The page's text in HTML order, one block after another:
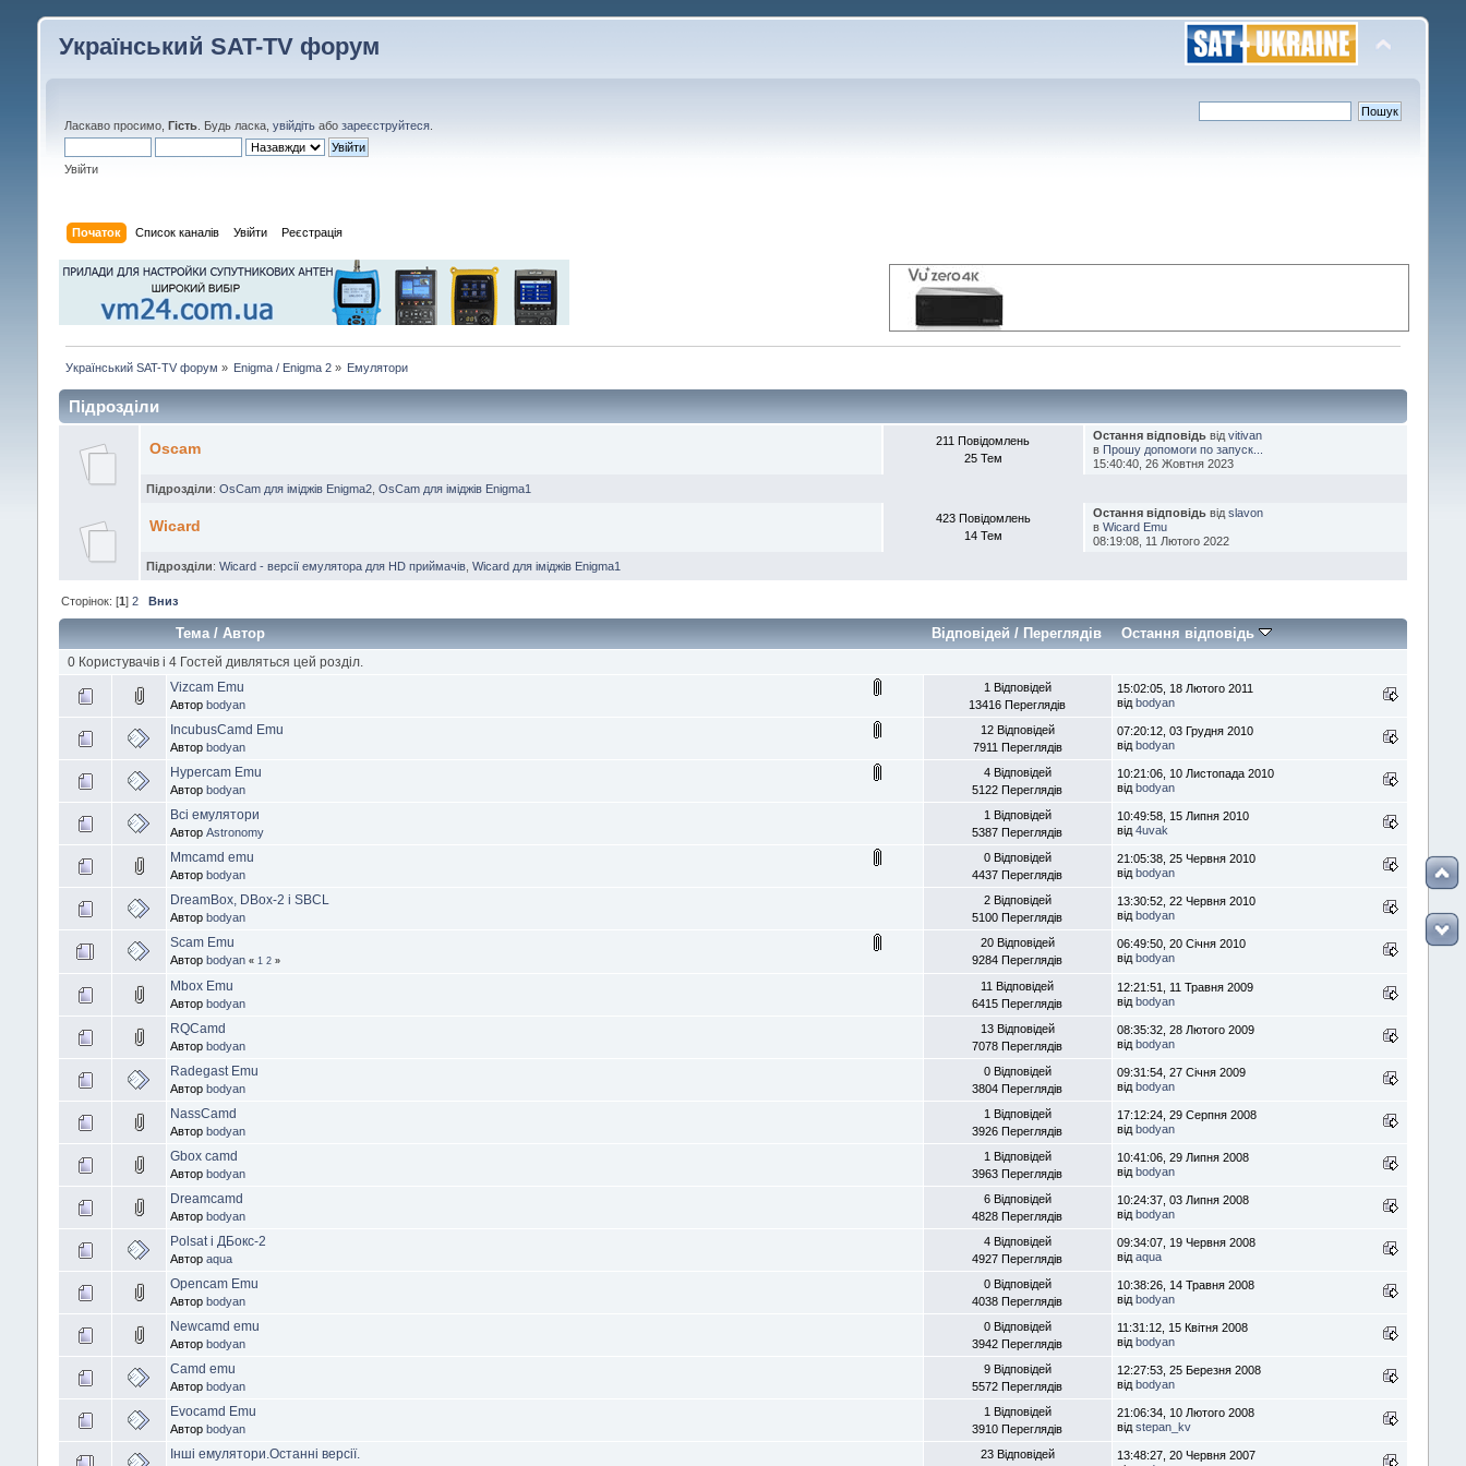
Український SAT-TV форум
Ласкаво просимо, Гість. Будь ласка, увійдітьабо зареєструйтеся.
Увійти
Початок Список каналів Увійти Реєстрація
Український SAT-TV форум » Enigma / Enigma 2 » Емулятори
Підрозділи
Oscam
211 Повідомлень
25 Тем
Остання відповідь відvitivan
в Прошу допомоги по запуск...
15:40:40, 26 Жовтня 2023
Підрозділи: OsCam для іміджів Enigma2, OsCam для іміджів Enigma1
Wicard
423 Повідомлень
14 Тем
Остання відповідь відslavon
вWicard Emu
08:19:08, 11 Лютого 2022
Підрозділи: Wicard - версії емулятора для HD приймачів, Wicard для іміджів Enigma1
Сторінок: [1] 2 Вниз
Тема/ Автор Відповідей / Переглядів Остання відповідь
0 Користувачів і 4 Гостей дивляться цей розділ.
Vizcam Emu
Автор bodyan
1 Відповідей
13416 Переглядів
15:02:05, 18 Лютого 2011
від bodyan
IncubusCamd Emu
Автор bodyan
12 Відповідей
7911 Переглядів
07:20:12, 03 Грудня 2010
від bodyan
Hypercam Emu
Автор bodyan
4 Відповідей
5122 Переглядів
10:21:06, 10 Листопада 2010
від bodyan
Всі емулятори
Автор Astronomy
1 Відповідей
5387 Переглядів
10:49:58, 15 Липня 2010
від 4uvak
Mmcamd emu
Автор bodyan
0 Відповідей
4437 Переглядів
21:05:38, 25 Червня 2010
від bodyan
DreamBox, DBox-2 і SBCL
Автор bodyan
2 Відповідей
5100 Переглядів
13:30:52, 22 Червня 2010
від bodyan
Scam Emu
Автор bodyan « 1 2»
20 Відповідей
9284 Переглядів
06:49:50, 20 Січня 2010
від bodyan
Mbox Emu
Автор bodyan
11 Відповідей
6415 Переглядів
12:21:51, 11 Травня 2009
від bodyan
RQCamd
Автор bodyan
13 Відповідей
7078 Переглядів
08:35:32, 28 Лютого 2009
від bodyan
Radegast Emu
Автор bodyan
0 Відповідей
3804 Переглядів
09:31:54, 27 Січня 2009
від bodyan
NassCamd
Автор bodyan
1 Відповідей
3926 Переглядів
17:12:24, 29 Серпня 2008
від bodyan
Gbox camd
Автор bodyan
1 Відповідей
3963 Переглядів
10:41:06, 29 Липня 2008
від bodyan
Dreamcamd
Автор bodyan
6 Відповідей
4828 Переглядів
10:24:37, 03 Липня 2008
від bodyan
Polsat і ДБокс-2
Автор aqua
4 Відповідей
4927 Переглядів
09:34:07, 19 Червня 2008
від aqua
Opencam Emu
Автор bodyan
0 Відповідей
4038 Переглядів
10:38:26, 14 Травня 2008
від bodyan
Newcamd emu
Автор bodyan
0 Відповідей
3942 Переглядів
11:31:12, 15 Квітня 2008
від bodyan
Camd emu
Автор bodyan
9 Відповідей
5572 Переглядів
12:27:53, 25 Березня 2008
від bodyan
Evocamd Emu
Автор bodyan
1 Відповідей
3910 Переглядів
21:06:34, 10 Лютого 2008
від stepan_kv
Інші емулятори.Останні версії.
23 Відповідей
13:48:27, 20 Червня 2007